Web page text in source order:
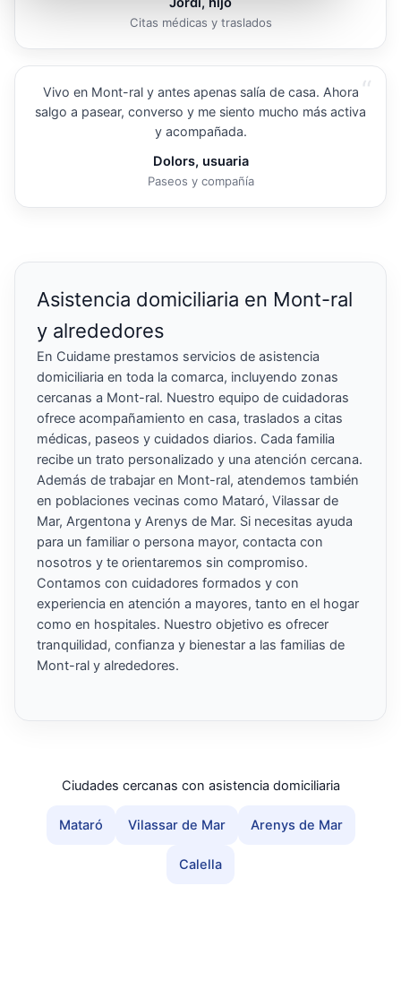
Citas médicas y traslados
“
Vivo en Mont-ral y antes apenas salía de casa. Ahora
salgo a pasear, converso y me siento mucho más activa
y acompañada.
Dolors, usuaria
Paseos y compañía
Asistencia domiciliaria en Mont-ral
y alrededores
En Cuidame prestamos servicios de asistencia
domiciliaria en toda la comarca, incluyendo zonas
cercanas a Mont-ral. Nuestro equipo de cuidadoras
ofrece acompañamiento en casa, traslados a citas
médicas, paseos y cuidados diarios. Cada familia
recibe un trato personalizado y una atención cercana.
Además de trabajar en Mont-ral, atendemos también
en poblaciones vecinas como Mataró, Vilassar de
Mar, Argentona y Arenys de Mar. Si necesitas ayuda
para un familiar o persona mayor, contacta con
nosotros y te orientaremos sin compromiso.
Contamos con cuidadores formados y con
experiencia en atención a mayores, tanto en el hogar
como en hospitales. Nuestro objetivo es ofrecer
tranquilidad, confianza y bienestar a las familias de
Mont-ral y alrededores.
Ciudades cercanas con asistencia domiciliaria
Mataró Vilassar de Mar Arenys de Mar
Calella